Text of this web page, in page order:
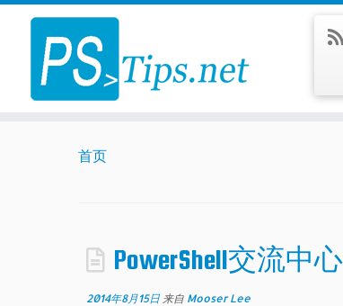
Skip
content
首页
PowerShell交流中心
2014年8月15日 来自 Mooser Lee